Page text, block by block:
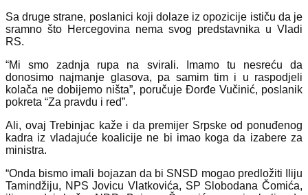
Sa druge strane, poslanici koji dolaze iz opozicije ističu da je
sramno što Hercegovina nema svog predstavnika u Vladi
RS.
“Mi smo zadnja rupa na svirali. Imamo tu nesreću da
donosimo najmanje glasova, pa samim tim i u raspodjeli
kolača ne dobijemo ništa”, poručuje Đorđe Vučinić, poslanik
pokreta “Za pravdu i red”.
Ali, ovaj Trebinjac kaže i da premijer Srpske od ponuđenog
kadra iz vladajuće koalicije ne bi imao koga da izabere za
ministra.
“Onda bismo imali bojazan da bi SNSD mogao predložiti Iliju
Tamindžiju, NPS Jovicu Vlatkovića, SP Slobodana Čomića,